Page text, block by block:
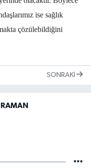
ise sağlık
çözülebildiğini
SONRAKI